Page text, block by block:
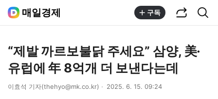
매일경제 구독
“제발 까르보불닭 주세요” 삼양, 美·
유럽에 年 8억개 더 보낸다는데
이효석 기자(thehyo@mk.co.kr) 2025. 6. 15. 09:24